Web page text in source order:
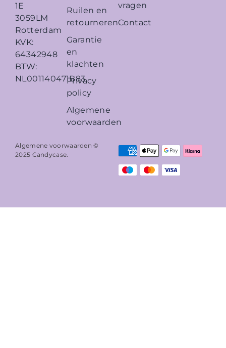
1E
3059LM
Rotterdam
KVK:
64342948
BTW:
NL001140471B83
Ruilen en
retourneren
Garantie
en
klachten
Privacy
policy
Algemene
voorwaarden
vragen
Contact
Algemene voorwaarden ©
2025 Candycase